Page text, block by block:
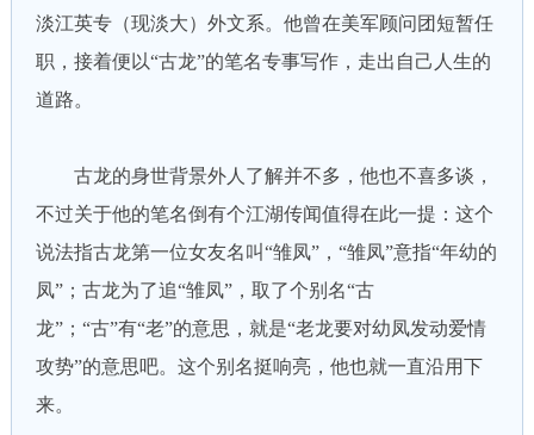
淡江英专（现淡大）外文系。他曾在美军顾问团短暂任
职，接着便以“古龙”的笔名专事写作，走出自己人生的
道路。
古龙的身世背景外人了解并不多，他也不喜多谈，
不过关于他的笔名倒有个江湖传闻值得在此一提：这个
说法指古龙第一位女友名叫“雏凤”，“雏凤”意指“年幼的
凤”；古龙为了追“雏凤”，取了个别名“古
龙”；“古”有“老”的意思，就是“老龙要对幼凤发动爱情
攻势”的意思吧。这个别名挺响亮，他也就一直沿用下
来。